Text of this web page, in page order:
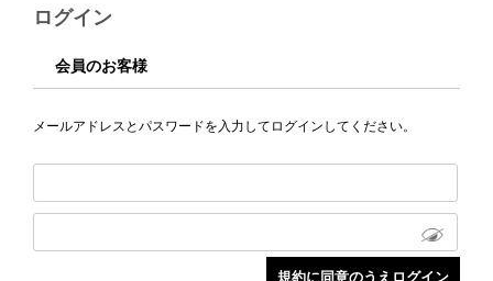
ログイン
会員のお客様
メールアドレスとパスワードを入力してログインしてください。